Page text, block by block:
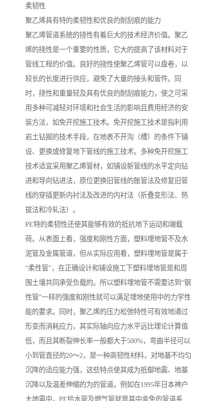
柔韧性
聚乙烯具有特的柔韧性和优良的耐刮痕的能力
聚乙烯管道系统的挠性有着巨大的技术经济价值。聚乙
烯的挠性是一个重要的性质，它大的提高了该材料对于
管线工程的价值。良好的挠性使聚乙烯管可以盘卷，以
较长的长度进行供应，避免了大量的接头和管件。同
时，挠性和重量轻及具有优良的耐刮痕能力，使之可采
用多种可减轻对环境和社会生活的影响且费用经济的安
装方法，如免开挖施工技术。免开挖施工技术是指利用
岩土钻掘的技术手段，在地表不开沟（槽）的条件下铺
设、更换或修复地下管线的施工技术。多种免开挖施工
技术适宜采用聚乙烯管材，如铺设新管线的水平定向钻
进和导向钻进法，原位更换旧管线的胀管法及修复旧管
线的穿插更新内衬法及改进的内衬法（折叠变形法、热
拔法和冷轧法）。
PE特的柔韧性还使其能够有效的抵抗地下运动和端载
荷。从表面上看，强度和刚性方面，塑料埋地管不及水
泥管及金属管道，但从实际应用看，塑料埋地管是属于
“柔性管”，在正确设计和铺设施工下塑料埋地管是和周
围土壤共同承受负载的。所以塑料埋地管不需要达到“钢
性管”一样的强度和刚性就可以满足埋地使用中的力学性
能的要求。同时，聚乙烯的压力松弛特性可有效地通过
形变而消耗应力，其实际轴向应力水平远比理论计算值
低，而且其断裂伸长率一般都大于500%，弯曲半径可以
小到管直径的20～2，是一种高韧性材料，对地基不均匀
沉降的适应能力强，这些特点使其成为抵御地震、地基
沉降以及温差伸缩的为的管道。例如在1995年日本神户
大地震中，PE给水管及燃气管就是其中幸免的管道系